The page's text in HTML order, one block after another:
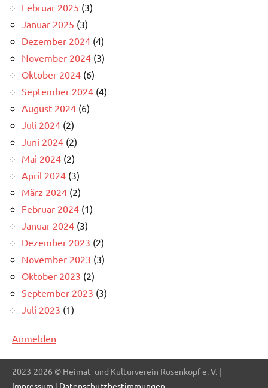
Februar 2025 (3)
Januar 2025 (3)
Dezember 2024 (4)
November 2024 (3)
Oktober 2024 (6)
September 2024 (4)
August 2024 (6)
Juli 2024 (2)
Juni 2024 (2)
Mai 2024 (2)
April 2024 (3)
März 2024 (2)
Februar 2024 (1)
Januar 2024 (3)
Dezember 2023 (2)
November 2023 (3)
Oktober 2023 (2)
September 2023 (3)
Juli 2023 (1)
Anmelden
2023-2026 © Heimat- und Kulturverein Rosenkopf e. V. |
Impressum | Datenschutzbestimmungen